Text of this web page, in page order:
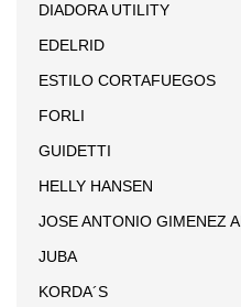
DIADORA UTILITY
EDELRID
ESTILO CORTAFUEGOS
FORLI
GUIDETTI
HELLY HANSEN
JOSE ANTONIO GIMENEZ
JUBA
KORDA´S